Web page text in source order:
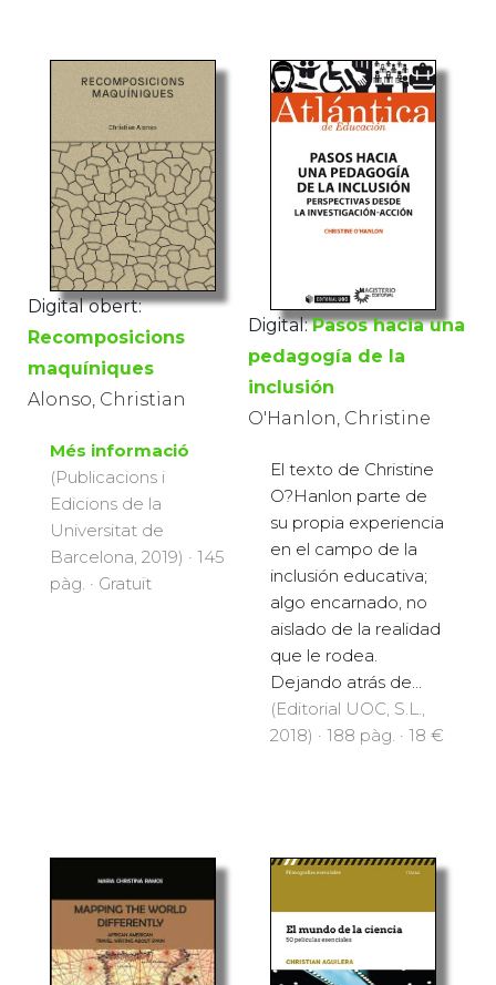
Digital obert:
Recomposicions
maquíniques
Alonso, Christian
Més informació
(Publicacions i
Edicions de la
Universitat de
Barcelona, 2019) · 145
pàg. · Gratuït
Digital: Pasos hacia una
pedagogía de la
inclusión
O'Hanlon, Christine
El texto de Christine
O?Hanlon parte de
su propia experiencia
en el campo de la
inclusión educativa;
algo encarnado, no
aislado de la realidad
que le rodea.
Dejando atrás de...
(Editorial UOC, S.L.,
2018) · 188 pàg. · 18 €